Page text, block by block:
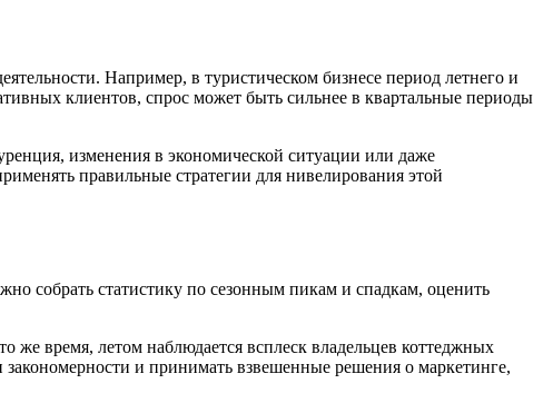
Например, в туристическом бизнесе период летнего и
клиентов, спрос может быть сильнее в квартальные периоды
изменения в экономической ситуации или даже
правильные стратегии для нивелирования этой
собрать статистику по сезонным пикам и спадкам, оценить
же время, летом наблюдается всплеск владельцев коттеджных
и принимать взвешенные решения о маркетинге,